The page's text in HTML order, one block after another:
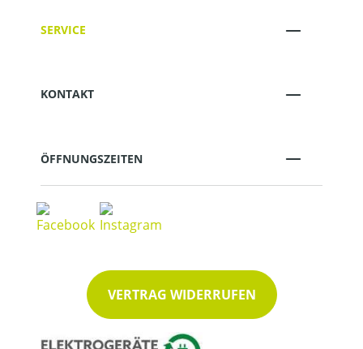
SERVICE
KONTAKT
ÖFFNUNGSZEITEN
VERTRAG WIDERRUFEN